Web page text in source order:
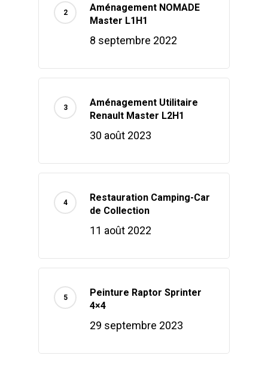
Aménagement NOMADE
Master L1H1
8 septembre 2022
Aménagement Utilitaire
Renault Master L2H1
30 août 2023
Restauration Camping-Car
de Collection
11 août 2022
Peinture Raptor Sprinter
4×4
29 septembre 2023